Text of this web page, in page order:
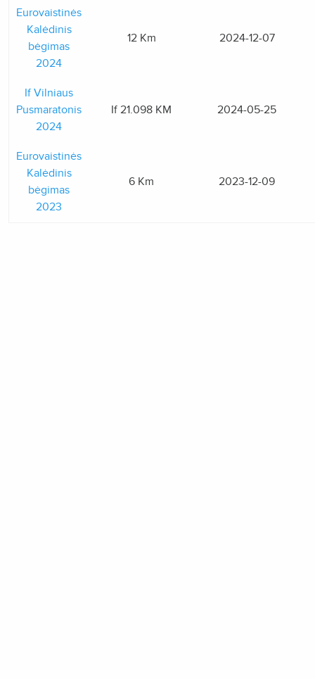
Eurovaistinės
Kalėdinis
bėgimas
2024
12 Km 2024-12-07
If Vilniaus
Pusmaratonis
2024
If 21.098 KM 2024-05-25
Eurovaistinės
Kalėdinis
bėgimas
2023
6 Km 2023-12-09